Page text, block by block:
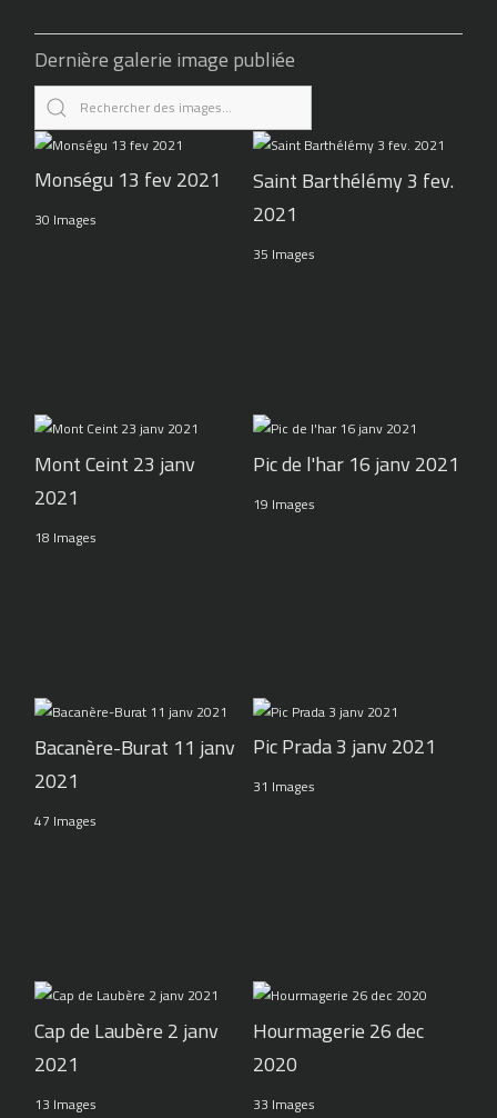
Dernière galerie image publiée
Monségu 13 fev 2021
30 Images
Saint Barthélémy 3 fev.
2021
35 Images
Mont Ceint 23 janv
2021
18 Images
Pic de l'har 16 janv 2021
19 Images
Bacanère-Burat 11 janv
2021
47 Images
Pic Prada 3 janv 2021
31 Images
Cap de Laubère 2 janv
2021
13 Images
Hourmagerie 26 dec
2020
33 Images